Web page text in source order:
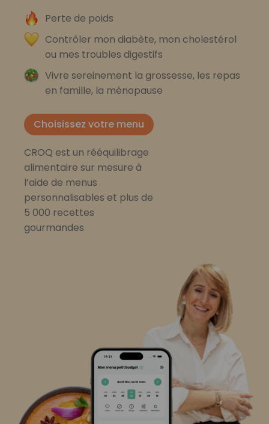
Perte de poids
Contrôler mon diabète, mon cholestérol
ou mes troubles digestifs
Vivre sereinement la grossesse, les repas
en famille, la ménopause
Choisissez votre menu
CROQ est un rééquilibrage
alimentaire sur mesure à
l’aide de menus
personnalisables et plus de
5 000 recettes
gourmandes